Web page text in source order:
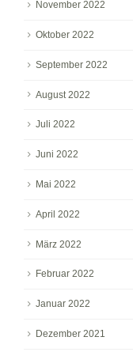
November 2022
Oktober 2022
September 2022
August 2022
Juli 2022
Juni 2022
Mai 2022
April 2022
März 2022
Februar 2022
Januar 2022
Dezember 2021